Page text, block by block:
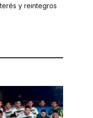
y reintegros